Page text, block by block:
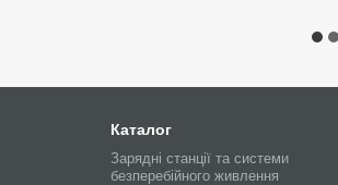
Каталог
Зарядні станції та системи
безперебійного живлення